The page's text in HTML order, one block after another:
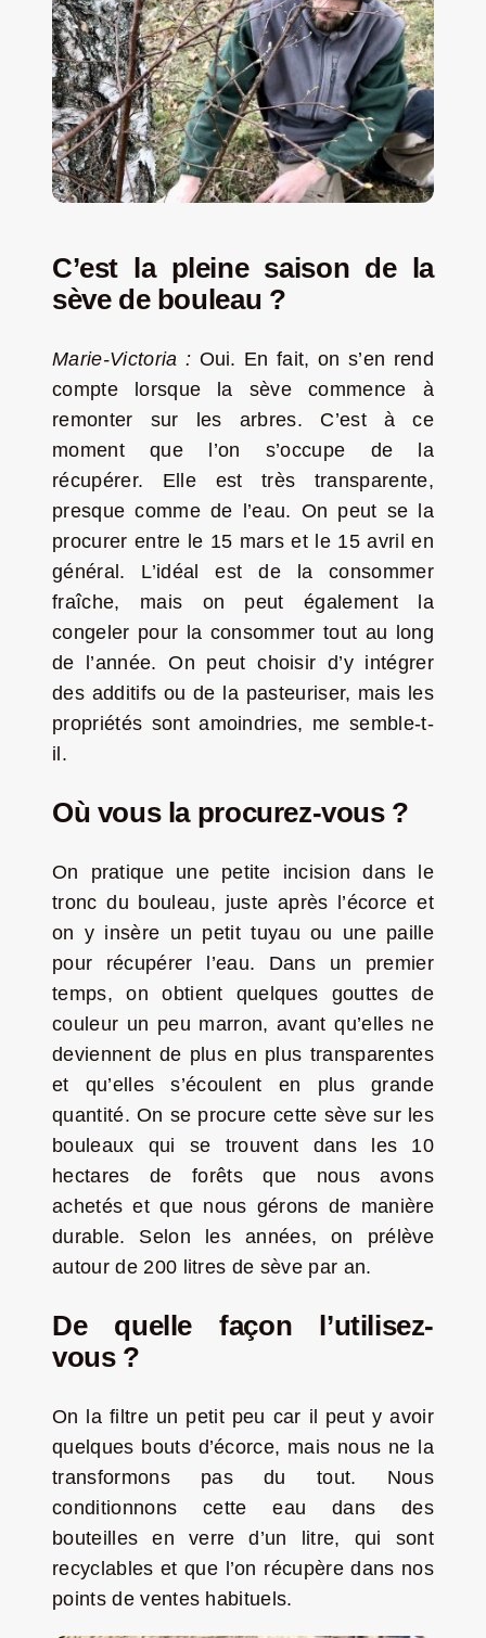
C’est la pleine saison de
la
sève de bouleau ?
Marie-Victoria : Oui. En fait, on s’en rend
compte lorsque la sève commence à
remonter sur les arbres. C’est à ce
moment que l’on s’occupe de la
récupérer. Elle est très transparente,
presque comme de l’eau. On peut se la
procurer entre le 15 mars et le 15 avril en
général. L’idéal est de la consommer
fraîche, mais on peut également la
congeler pour la consommer tout au long
de l’année. On peut choisir d’y intégrer
des additifs ou de la pasteuriser, mais les
propriétés sont amoindries, me semble-t-
il.
Où vous la procurez-vous ?
On pratique une petite incision dans le
tronc du bouleau, juste après l’écorce et
on y insère un petit tuyau ou une paille
pour récupérer l’eau. Dans un premier
temps, on obtient quelques gouttes de
couleur un peu marron, avant qu’elles ne
deviennent de plus en plus transparentes
et qu’elles s’écoulent en plus grande
quantité. On se procure cette sève sur les
bouleaux qui se trouvent dans les 10
hectares de forêts que nous avons
achetés et que nous gérons de manière
durable. Selon les années, on prélève
autour de 200 litres de sève par an.
De quelle façon l’utilisez-
vous ?
On la filtre un petit peu car il peut y avoir
quelques bouts d’écorce, mais nous ne la
transformons pas du tout. Nous
conditionnons cette eau dans des
bouteilles en verre d’un litre, qui sont
recyclables et que l’on récupère dans nos
points de ventes habituels.